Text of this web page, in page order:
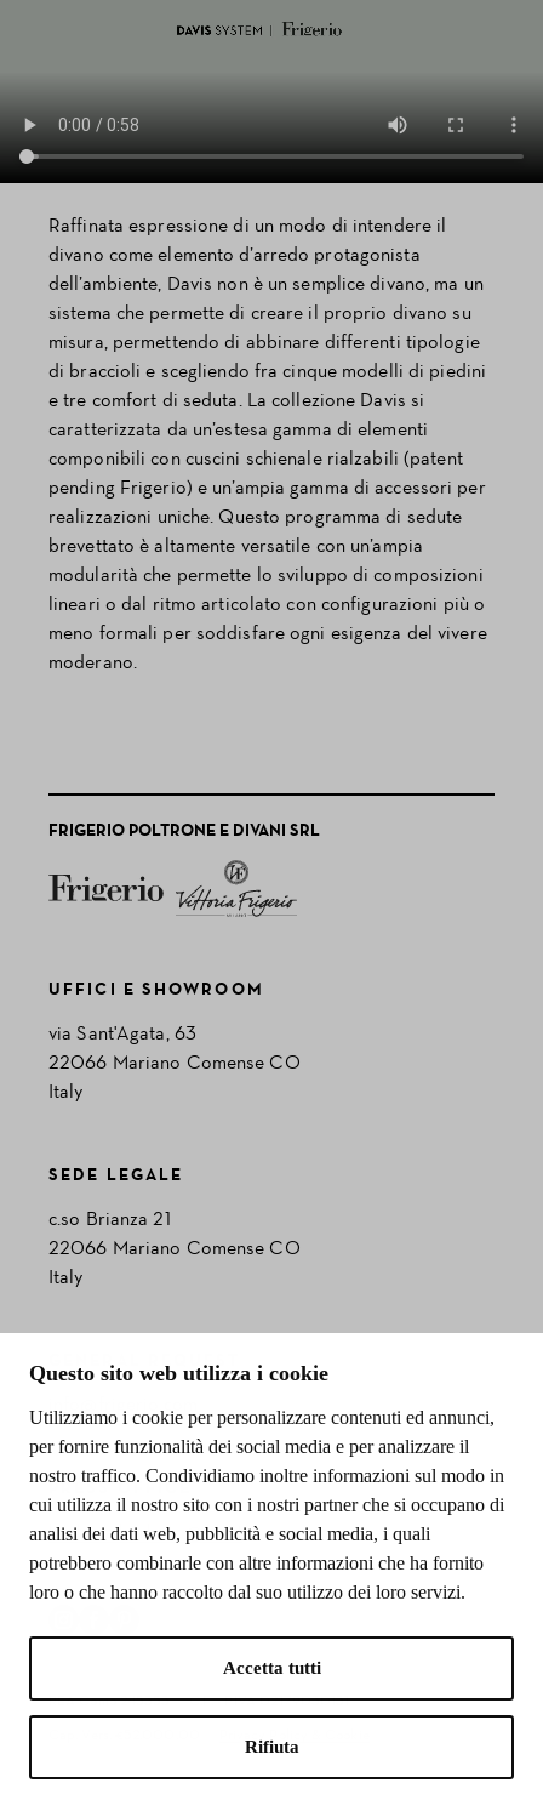
Questo sito web utilizza i cookie
Utilizziamo i cookie per personalizzare contenuti ed annunci,
per fornire funzionalità dei social media e per analizzare il
nostro traffico. Condividiamo inoltre informazioni sul modo in
cui utilizza il nostro sito con i nostri partner che si occupano di
analisi dei dati web, pubblicità e social media, i quali
potrebbero combinarle con altre informazioni che ha fornito
loro o che hanno raccolto dal suo utilizzo dei loro servizi.
Accetta tutti
Rifiuta
Raffinata espressione di un modo di intendere il
divano come elemento d’arredo protagonista
dell’ambiente, Davis non è un semplice divano, ma un
sistema che permette di creare il proprio divano su
misura, permettendo di abbinare differenti tipologie
di braccioli e scegliendo fra cinque modelli di piedini
e tre comfort di seduta. La collezione Davis si
caratterizzata da un’estesa gamma di elementi
componibili con cuscini schienale rialzabili (patent
pending Frigerio) e un’ampia gamma di accessori per
realizzazioni uniche. Questo programma di sedute
brevettato è altamente versatile con un’ampia
modularità che permette lo sviluppo di composizioni
lineari o dal ritmo articolato con configurazioni più o
meno formali per soddisfare ogni esigenza del vivere
moderano.
FRIGERIO POLTRONE E DIVANI SRL
UFFICI E SHOWROOM
via Sant'Agata, 63
22066 Mariano Comense CO
Italy
SEDE LEGALE
c.so Brianza 21
22066 Mariano Comense CO
Italy
GENERAL REQUEST
PRESS OFFICE
barbara.barbato@r-w.it
REA Como 245353
C.F. - P.IVA 02179030131